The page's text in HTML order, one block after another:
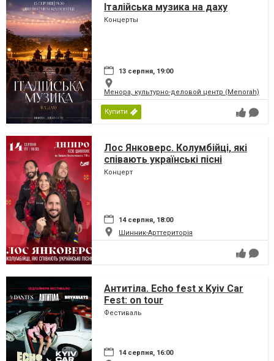
Італійська музика на даху
Концерты
13 серпня, 19:00
Менора, культурно-деловой центр (Menorah)
Купити
Лос Янковерс. Колумбійці, які
співають українські пісні
Концерт
14 серпня, 18:00
Шинник-Арттериторія
Антитіла. Echo fest х Kyiv Car
Fest: on tour
Фестиваль
14 серпня, 16:00